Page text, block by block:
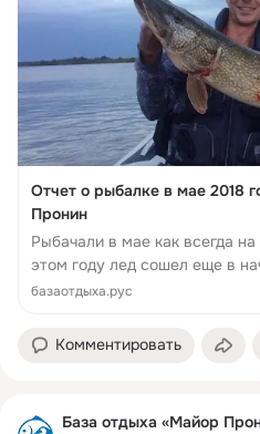
Отчет о рыбалке в мае 2018
Пронин
Рыбачали в мае как всегда
этом году лед сошел еще в
разлилась, но не критично. В
базаотдыха.рус
Комментировать
База отдыха «Майор